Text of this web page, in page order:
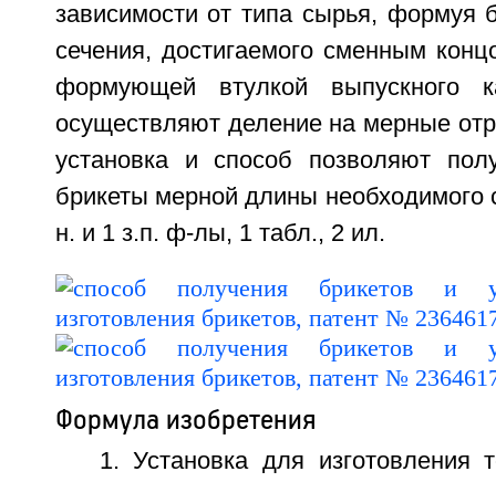
зависимости от типа сырья, формуя
сечения, достигаемого сменным
формующей втулкой выпускного
осуществляют деление на мерные
установка и способ позволяют
брикеты мерной длины необходимого
н. и 1 з.п. ф-лы, 1 табл., 2 ил.
Формула изобретения
1. Установка для изготовления